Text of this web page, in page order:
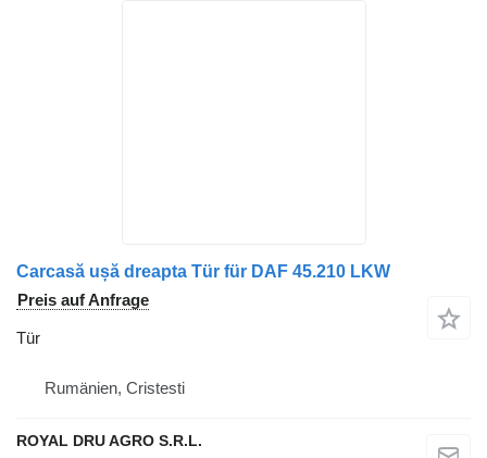
Carcasă ușă dreapta Tür für DAF 45.210 LKW
Preis auf Anfrage
Tür
Rumänien, Cristesti
ROYAL DRU AGRO S.R.L.